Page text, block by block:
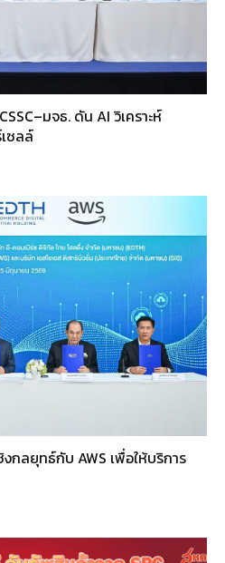
มจธ. ดัน AI วิเคราะห์
ซลล์
กลยุทธ์กับ AWS เพื่อให้บริการ